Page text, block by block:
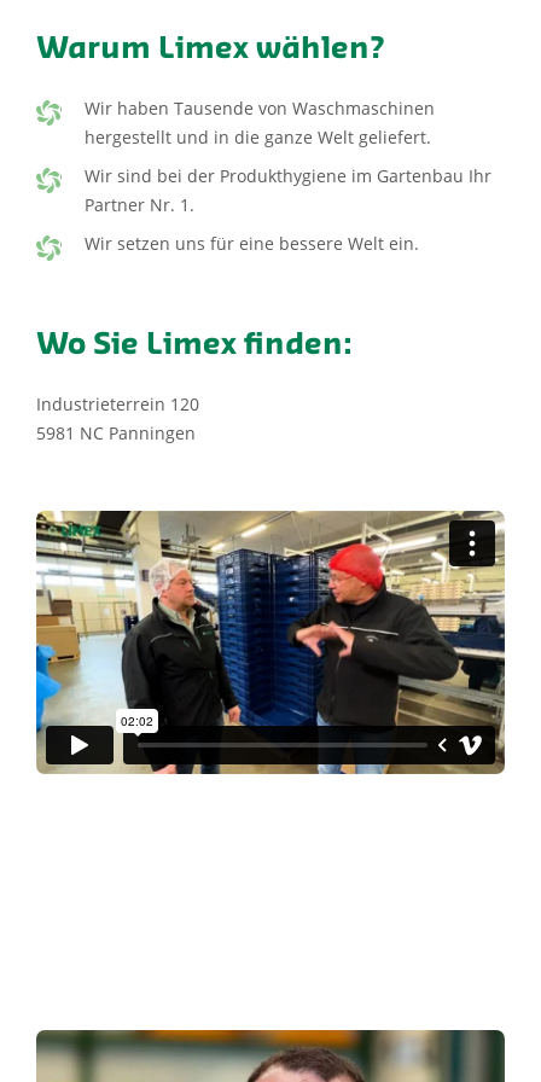
Warum Limex wählen?
Wir haben Tausende von Waschmaschinen
hergestellt und in die ganze Welt geliefert.
Wir sind bei der Produkthygiene im Gartenbau Ihr
Partner Nr. 1.
Wir setzen uns für eine bessere Welt ein.
Wo Sie Limex finden:
Industrieterrein 120
5981 NC Panningen